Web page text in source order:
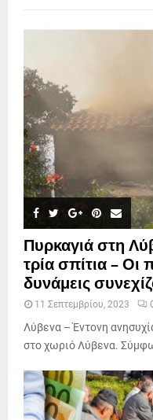
Πυρκαγιά στη
τρία σπίτια – Οι
δυνάμεις
11 Σεπτεμβρίου, 2023
Λύβενα – Έντονη
στο χωριό Λύβενα.